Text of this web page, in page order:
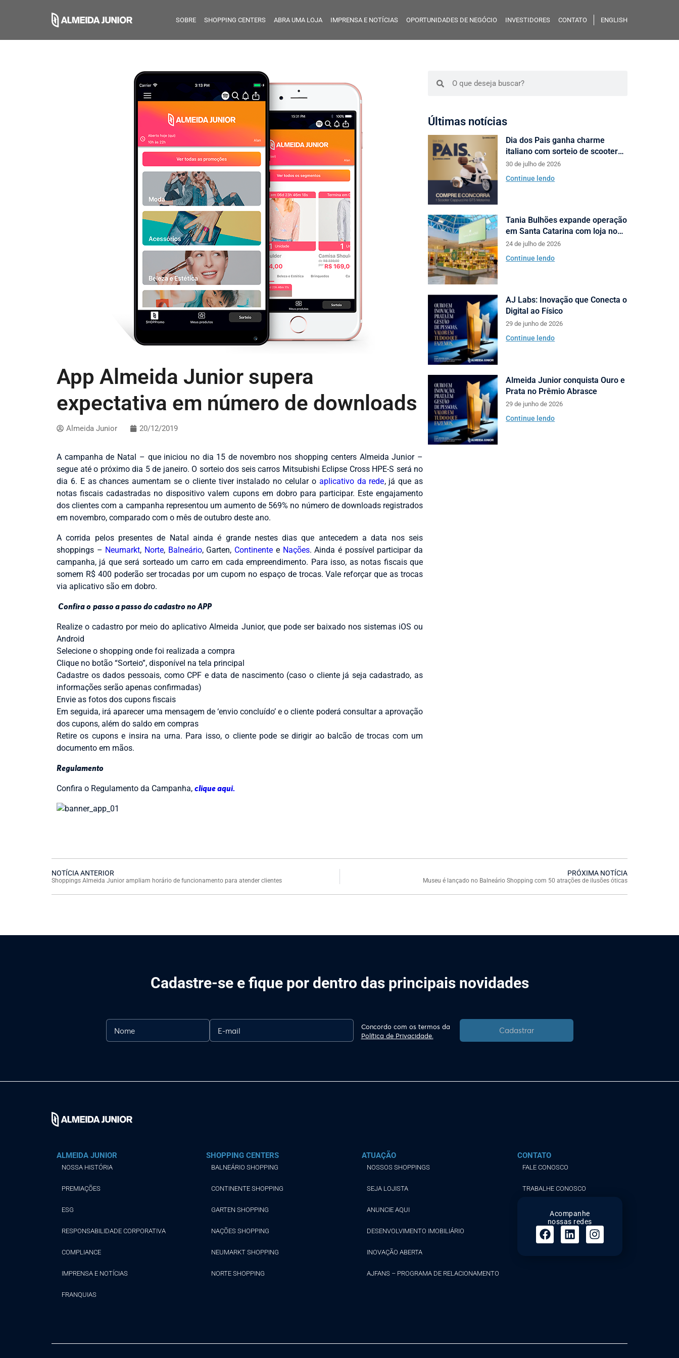
SOBRE SHOPPING CENTERS ABRA UMA LOJA IMPRENSA E NOTÍCIAS OPORTUNIDADES DE NEGÓCIO INVESTIDORES CONTATO ENGLISH
App Almeida Junior supera
expectativa em número de downloads
Almeida Junior 20/12/2019
A campanha de Natal – que iniciou no dia 15 de novembro nos shopping centers Almeida Junior –
segue até o próximo dia 5 de janeiro. O sorteio dos seis carros Mitsubishi Eclipse Cross HPE-S será no
dia 6. E as chances aumentam se o cliente tiver instalado no celular o aplicativo da rede, já que as
notas fiscais cadastradas no dispositivo valem cupons em dobro para participar. Este engajamento
dos clientes com a campanha representou um aumento de 569% no número de downloads registrados
em novembro, comparado com o mês de outubro deste ano.
A corrida pelos presentes de Natal ainda é grande nestes dias que antecedem a data nos seis
shoppings – Neumarkt, Norte, Balneário, Garten, Continente eNações. Ainda é possível participar da
campanha, já que será sorteado um carro em cada empreendimento. Para isso, as notas fiscais que
somem R$ 400 poderão ser trocadas por um cupom no espaço de trocas. Vale reforçar que as trocas
via aplicativo são em dobro.
Confira o passo a passo do cadastro no APP
Realize o cadastro por meio do aplicativo Almeida Junior, que pode ser baixado nos sistemas iOS ou
Android
Selecione o shopping onde foi realizada a compra
Clique no botão “Sorteio”, disponível na tela principal
Cadastre os dados pessoais, como CPF e data de nascimento (caso o cliente já seja cadastrado, as
informações serão apenas confirmadas)
Envie as fotos dos cupons fiscais
Em seguida, irá aparecer uma mensagem de ‘envio concluído’ e o cliente poderá consultar a aprovação
dos cupons, além do saldo em compras
Retire os cupons e insira na urna. Para isso, o cliente pode se dirigir ao balcão de trocas com um
documento em mãos.
Regulamento
Confira o Regulamento da Campanha, clique aqui.
Últimas notícias
Dia dos Pais ganha charme
italiano com sorteio de scooters
Motorino pela Almeida Junior
30 de julho de 2026
Continue lendo
Tania Bulhões expande operação
em Santa Catarina com loja no
Neumarkt Shopping
24 de julho de 2026
Continue lendo
AJ Labs: Inovação que Conecta o
Digital ao Físico
29 de junho de 2026
Continue lendo
Almeida Junior conquista Ouro e
Prata no Prêmio Abrasce
29 de junho de 2026
Continue lendo
NOTÍCIA ANTERIOR
Shoppings Almeida Junior ampliam horário de funcionamento para atender clientes
PRÓXIMA NOTÍCIA
Museu é lançado no Balneário Shopping com 50 atrações de ilusões óticas
Cadastre-se e fique por dentro das principais novidades
Concordo com os termos da
Política de Privacidade.
Cadastrar
ALMEIDA JUNIOR
NOSSA HISTÓRIA
PREMIAÇÕES
ESG
RESPONSABILIDADE CORPORATIVA
COMPLIANCE
IMPRENSA E NOTÍCIAS
FRANQUIAS
SHOPPING CENTERS
BALNEÁRIO SHOPPING
CONTINENTE SHOPPING
GARTEN SHOPPING
NAÇÕES SHOPPING
NEUMARKT SHOPPING
NORTE SHOPPING
ATUAÇÃO
NOSSOS SHOPPINGS
SEJA LOJISTA
ANUNCIE AQUI
DESENVOLVIMENTO IMOBILIÁRIO
INOVAÇÃO ABERTA
AJFANS – PROGRAMA DE RELACIONAMENTO
CONTATO
FALE CONOSCO
TRABALHE CONOSCO
Acompanhe
nossas redes